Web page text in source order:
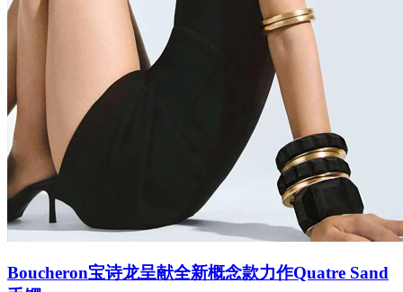
Boucheron宝诗龙呈献全新概念款力作Quatre Sand